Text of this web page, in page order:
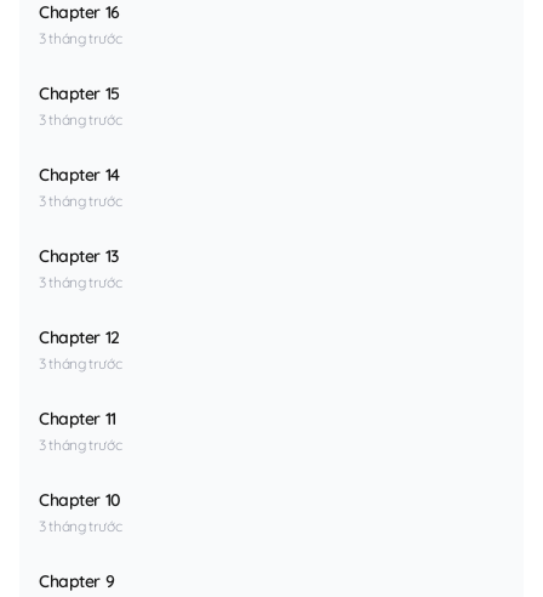
Chapter 16
3 tháng trước
Chapter 15
3 tháng trước
Chapter 14
3 tháng trước
Chapter 13
3 tháng trước
Chapter 12
3 tháng trước
Chapter 11
3 tháng trước
Chapter 10
3 tháng trước
Chapter 9